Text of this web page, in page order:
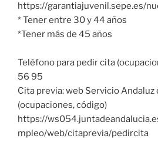
https://garantiajuvenil.sepe.es/
* Tener entre 30 y 44 años
*Tener más de 45 años
Teléfono para pedir cita
56 95
Cita previa: web Servicio Andaluz
(ocupaciones, código)
https://
mpleo/web/citaprevia/pedircita